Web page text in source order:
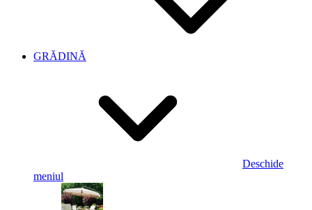
GRĂDINĂ
Deschide
meniul